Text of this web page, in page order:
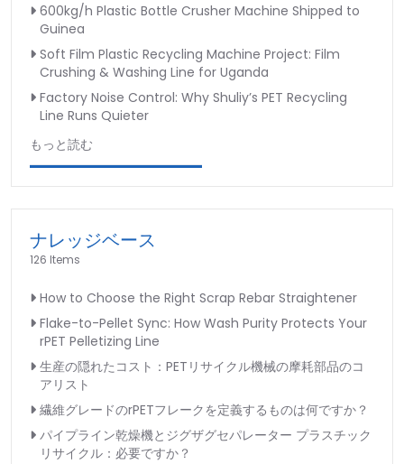
600kg/h Plastic Bottle Crusher Machine Shipped to
Guinea
Soft Film Plastic Recycling Machine Project: Film
Crushing & Washing Line for Uganda
Factory Noise Control: Why Shuliy’s PET Recycling
Line Runs Quieter
もっと読む
ナレッジベース
126 Items
How to Choose the Right Scrap Rebar Straightener
Flake-to-Pellet Sync: How Wash Purity Protects Your
rPET Pelletizing Line
生産の隠れたコスト：PETリサイクル機械の摩耗部品のコ
アリスト
繊維グレードのrPETフレークを定義するものは何ですか？
パイプライン乾燥機とジグザグセパレーター プラスチック
リサイクル：必要ですか？